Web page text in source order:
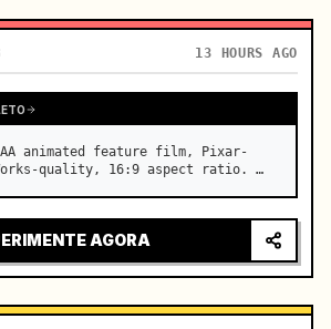
13 HOURS AGO
animated feature film, Pixar-
quality, 16:9 aspect ratio. …
AGORA